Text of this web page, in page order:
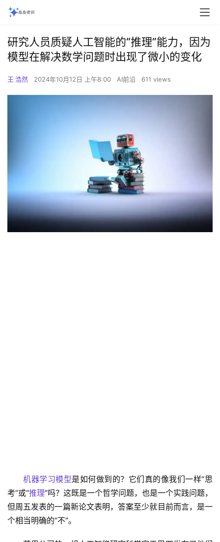
研究人员质疑人工智能的“推理”能力，因为
模型在解决数学问题时出现了微小的变化
王 浩然 2024年10月12日 上午8:00 AI前沿 611 views
机器学习模型是如何做到的？它们真的像我们一样“思
考”或“推理”吗？这既是一个哲学问题，也是一个实践问题，
但周五发表的一篇新论文表明，答案至少就目前而言，是一
个相当明确的“不”。